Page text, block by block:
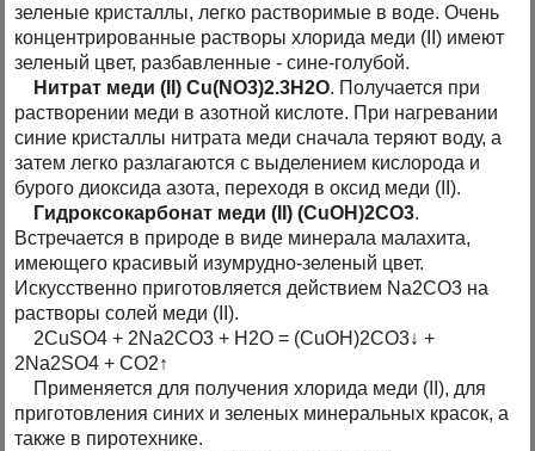
зеленые кристаллы, легко растворимые в воде. Очень
концентрированные растворы хлорида меди (II) имеют
зеленый цвет, разбавленные - сине-голубой.
Нитрат меди (II) Cu(NO3)2.3H2O. Получается при
растворении меди в азотной кислоте. При нагревании
синие кристаллы нитрата меди сначала теряют воду, а
затем легко разлагаются с выделением кислорода и
бурого диоксида азота, переходя в оксид меди (II).
Гидроксокарбонат меди (II) (CuOH)2CO3.
Встречается в природе в виде минерала малахита,
имеющего красивый изумрудно-зеленый цвет.
Искусственно приготовляется действием Na2CO3 на
растворы солей меди (II).
2CuSO4 + 2Na2CO3 + H2O = (CuOH)2CO3↓ +
2Na2SO4 + CO2↑
Применяется для получения хлорида меди (II), для
приготовления синих и зеленых минеральных красок, а
также в пиротехнике.